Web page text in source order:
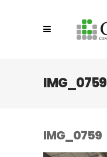
IMG_0759
IMG_0759